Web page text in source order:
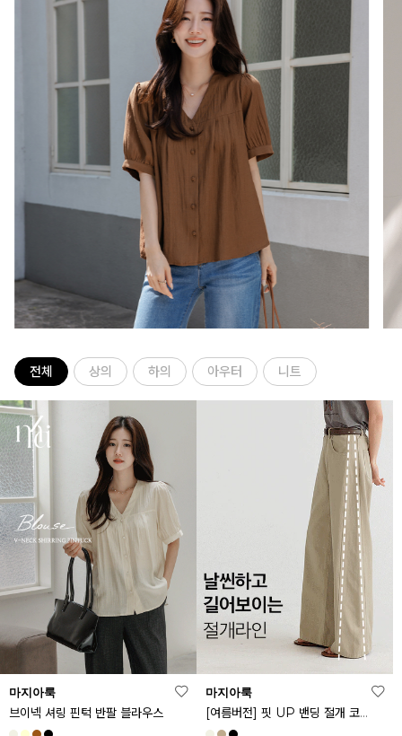
전체 상의 하의 아우터 니트
마지아룩
브이넥 셔링 핀턱 반팔 블라우스
마지아룩
[여름버전] 핏 UP 밴딩 절개 코튼 팬츠